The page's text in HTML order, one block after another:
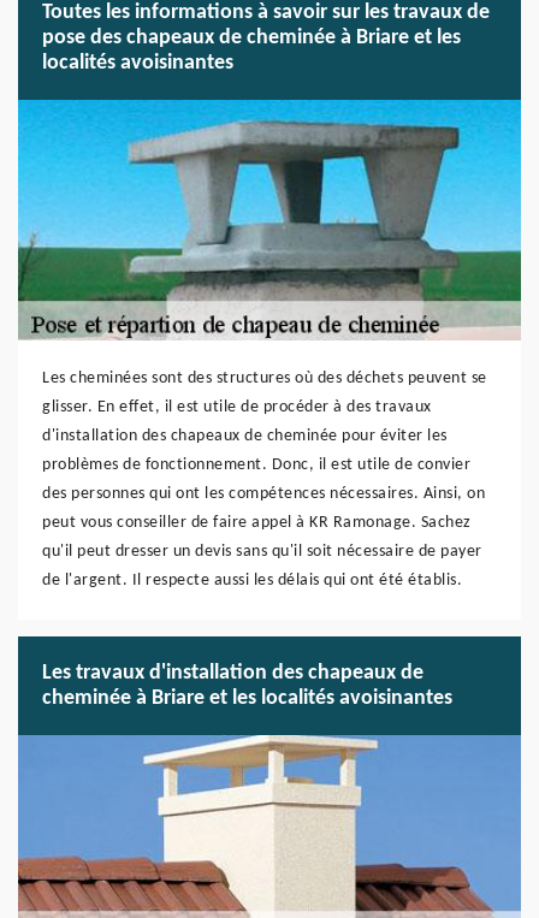
Toutes les informations à savoir sur les travaux de
pose des chapeaux de cheminée à Briare et les
localités avoisinantes
Les cheminées sont des structures où des déchets peuvent se
glisser. En effet, il est utile de procéder à des travaux
d'installation des chapeaux de cheminée pour éviter les
problèmes de fonctionnement. Donc, il est utile de convier
des personnes qui ont les compétences nécessaires. Ainsi, on
peut vous conseiller de faire appel à KR Ramonage. Sachez
qu'il peut dresser un devis sans qu'il soit nécessaire de payer
de l'argent. Il respecte aussi les délais qui ont été établis.
Les travaux d'installation des chapeaux de
cheminée à Briare et les localités avoisinantes